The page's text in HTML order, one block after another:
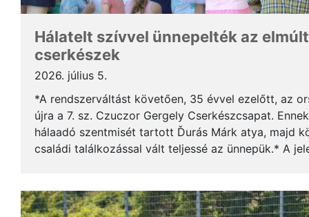
Hálatelt szívvel ünnepelték az
cserkészek
2026. július 5.
*A rendszerváltást követően, 35 évvel ezelőtt, az
újra a 7. sz. Czuczor Gergely Cserkészcsapat.
hálaadó szentmisét tartott Ďurás Márk atya, majd
családi találkozással vált teljessé az ünnepük.* A